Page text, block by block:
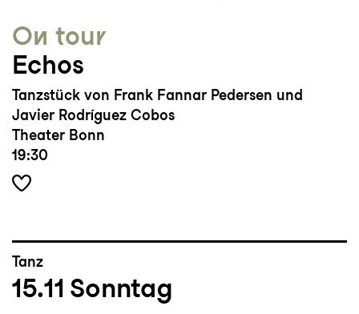
On tour
Echos
Tanzstück von Frank Fannar Pedersen und
Javier Rodríguez Cobos
Theater Bonn
19:30
Tanz
15.11 Sonntag